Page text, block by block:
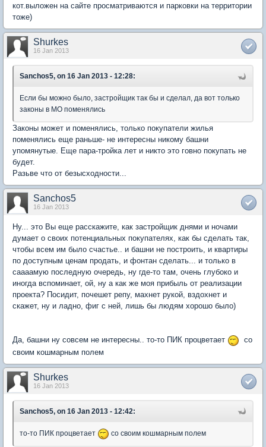
кот.выложен на сайте просматриваются и парковки на территории
тоже)
Shurkes
16 Jan 2013
Sanchos5, on 16 Jan 2013 - 12:28:
Если бы можно было, застройщик так бы и сделал, да вот только
законы в МО поменялись
Законы может и поменялись, только покупатели жилья
поменялись еще раньше- не интересны никому башни
упомянутые. Еще пара-тройка лет и никто это говно покупать не
будет.
Разьве что от безысходности...
Sanchos5
16 Jan 2013
Ну... это Вы еще расскажите, как застройщик днями и ночами
думает о своих потенциальных покупателях, как бы сделать так,
чтобы всем им было счастье.. и башни не построить, и квартиры
по доступным ценам продать, и фонтан сделать... и только в
саааамую последную очередь, ну где-то там, очень глубоко и
иногда вспоминает, ой, ну а как же моя прибыль от реализации
проекта? Посидит, почешет репу, махнет рукой, вздохнет и
скажет, ну и ладно, фиг с ней, лишь бы людям хорошо было)
Да, башни ну совсем не интересны.. то-то ПИК процветает
со
своим кошмарным полем
Shurkes
16 Jan 2013
Sanchos5, on 16 Jan 2013 - 12:42:
то-то ПИК процветает со своим кошмарным полем